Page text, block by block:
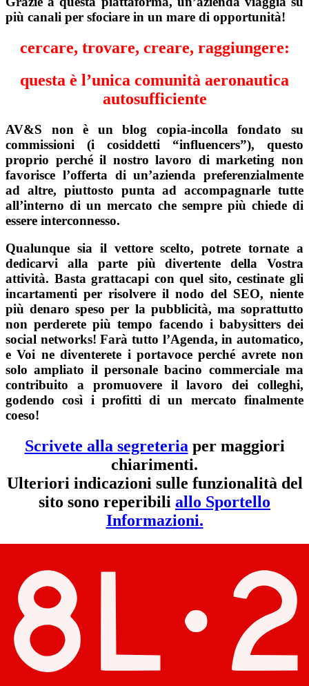
più canali per sfociare in un mare di opportunità!
cercare, trovare, creare, raggiungere:
questa è l’unica comunità aeronautica
autosufficiente
AV&S non è un blog copia-incolla fondato su
commissioni (i cosiddetti “influencers”), questo
proprio perché il nostro lavoro di marketing non
favorisce l’offerta di un’azienda preferenzialmente
ad altre, piuttosto punta ad accompagnarle tutte
all’interno di un mercato che sempre più chiede di
essere interconnesso.
Qualunque sia il vettore scelto, potrete tornate a
dedicarvi alla parte più divertente della Vostra
attività. Basta grattacapi con quel sito, cestinate gli
incartamenti per risolvere il nodo del SEO, niente
più denaro speso per la pubblicità, ma soprattutto
non perderete più tempo facendo i babysitters dei
social networks! Farà tutto l’Agenda, in automatico,
e Voi ne diventerete i portavoce perché avrete non
solo ampliato il personale bacino commerciale ma
contribuito a promuovere il lavoro dei colleghi,
godendo così i profitti di un mercato finalmente
coeso!
Scrivete alla segreteriaper maggiori
chiarimenti.
Ulteriori indicazioni sulle funzionalità del
sito sono reperibili allo Sportello
Informazioni.